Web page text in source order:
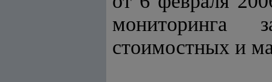
мониторинга
стоимостных и